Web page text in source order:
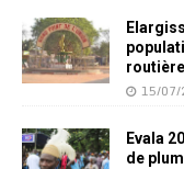
routière
15/07/
Evala
de